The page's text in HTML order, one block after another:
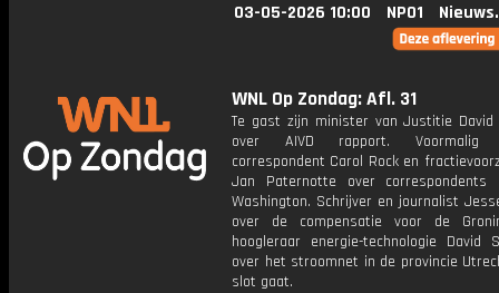
03-05-2026 10:00 NPO1
WNL Op Zondag: Afl. 31
Te gast zijn minister van Justitie David
over AIVD rapport. Voormalig
correspondent Carol Rock en
Jan Paternotte over correspondents
Washington. Schrijver en journalist
over de compensatie voor de
hoogleraar energie-technologie David
over het stroomnet in de provincie
slot gaat.